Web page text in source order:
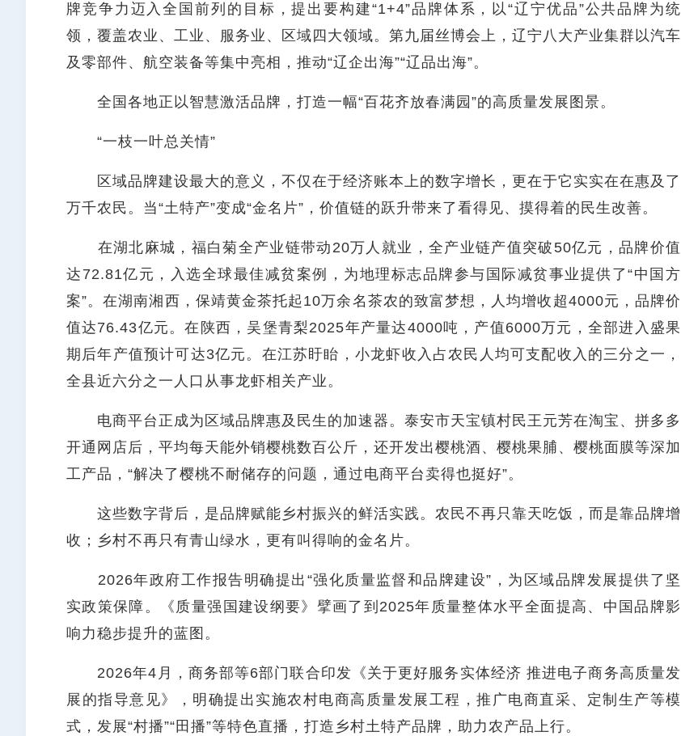
牌竞争力迈入全国前列的目标，提出要构建“1+4”品牌体系，以“辽宁优品”公共品牌为统
领，覆盖农业、工业、服务业、区域四大领域。第九届丝博会上，辽宁八大产业集群以汽车
及零部件、航空装备等集中亮相，推动“辽企出海”“辽品出海”。
全国各地正以智慧激活品牌，打造一幅“百花齐放春满园”的高质量发展图景。
“一枝一叶总关情”
区域品牌建设最大的意义，不仅在于经济账本上的数字增长，更在于它实实在在惠及了
万千农民。当“土特产”变成“金名片”，价值链的跃升带来了看得见、摸得着的民生改善。
在湖北麻城，福白菊全产业链带动20万人就业，全产业链产值突破50亿元，品牌价值
达72.81亿元，入选全球最佳减贫案例，为地理标志品牌参与国际减贫事业提供了“中国方
案”。在湖南湘西，保靖黄金茶托起10万余名茶农的致富梦想，人均增收超4000元，品牌价
值达76.43亿元。在陕西，吴堡青梨2025年产量达4000吨，产值6000万元，全部进入盛果
期后年产值预计可达3亿元。在江苏盱眙，小龙虾收入占农民人均可支配收入的三分之一，
全县近六分之一人口从事龙虾相关产业。
电商平台正成为区域品牌惠及民生的加速器。泰安市天宝镇村民王元芳在淘宝、拼多多
开通网店后，平均每天能外销樱桃数百公斤，还开发出樱桃酒、樱桃果脯、樱桃面膜等深加
工产品，“解决了樱桃不耐储存的问题，通过电商平台卖得也挺好”。
这些数字背后，是品牌赋能乡村振兴的鲜活实践。农民不再只靠天吃饭，而是靠品牌增
收；乡村不再只有青山绿水，更有叫得响的金名片。
2026年政府工作报告明确提出“强化质量监督和品牌建设”，为区域品牌发展提供了坚
实政策保障。《质量强国建设纲要》擘画了到2025年质量整体水平全面提高、中国品牌影
响力稳步提升的蓝图。
2026年4月，商务部等6部门联合印发《关于更好服务实体经济 推进电子商务高质量发
展的指导意见》，明确提出实施农村电商高质量发展工程，推广电商直采、定制生产等模
式，发展“村播”“田播”等特色直播，打造乡村土特产品牌，助力农产品上行。